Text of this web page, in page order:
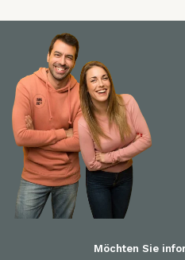
Möchten Sie